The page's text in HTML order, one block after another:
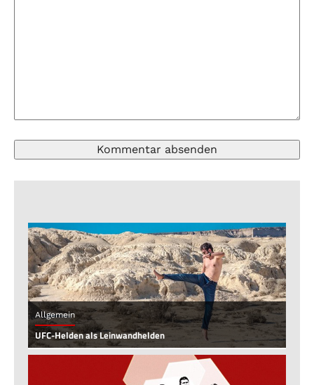
Allgemein
UFC-Helden als Leinwandhelden